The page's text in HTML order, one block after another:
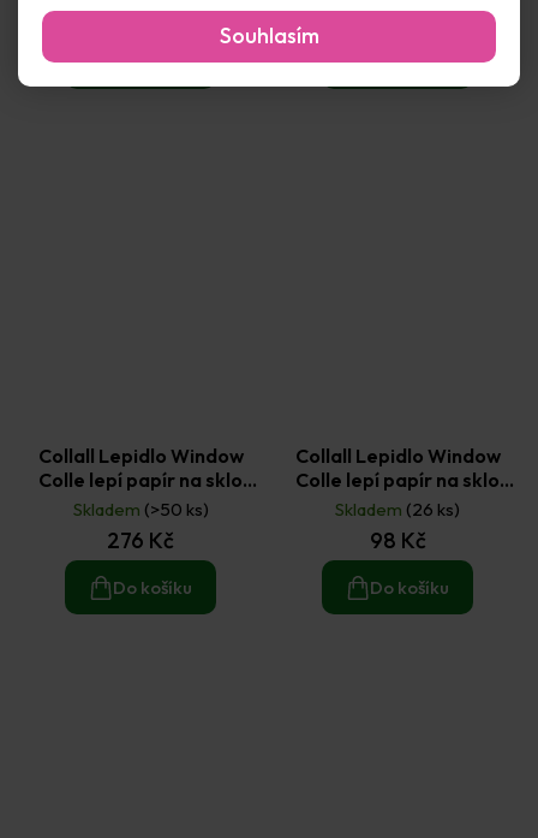
Souhlasím
65 Kč
Do košíku
60 Kč
Do košíku
Collall Lepidlo Window
Colle lepí papír na sklo
1000 ml
Skladem (>50 ks)
276 Kč
Do košíku
Collall Lepidlo Window
Colle lepí papír na sklo
300 ml
Skladem (26 ks)
98 Kč
Do košíku